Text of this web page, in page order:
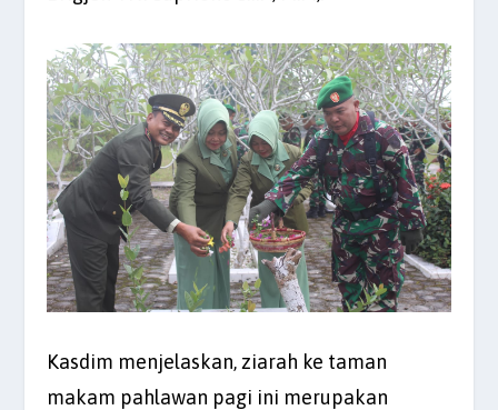
Kasdim menjelaskan, ziarah ke taman
makam pahlawan pagi ini merupakan